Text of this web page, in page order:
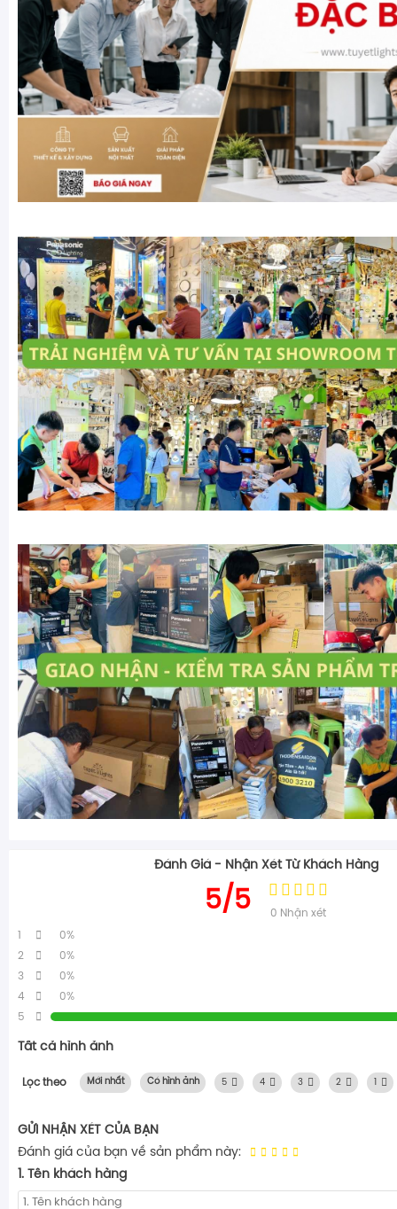
Đánh Giá - Nhận Xét Từ Khách Hàng
5/5 0 Nhận xét
1
0%
2
0%
3
0%
4
0%
5
Tất cả hình ảnh
Lọc theo Mới nhất Có hình ảnh 5 4 3 2
GỬI NHẬN XÉT CỦA BẠN
Đánh giá của bạn về sản phẩm này:
1. Tên khách hàng